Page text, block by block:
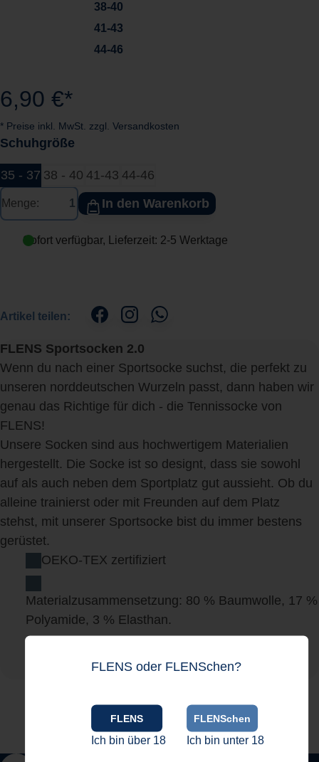
FLENS oder FLENSchen?
FLENS
Ich bin über 18
FLENSchen
Ich bin unter 18
38-40
41-43
44-46
6,90 €*
* Preise inkl. MwSt. zzgl. Versandkosten
Schuhgröße
35 - 37 38 - 40 41-43 44-46
Menge: In den Warenkorb
Sofort verfügbar, Lieferzeit: 2-5 Werktage
Artikel teilen:
FLENS Sportsocken 2.0
Wenn du nach einer Sportsocke suchst, die perfekt zu
unseren norddeutschen Wurzeln passt, dann haben wir
genau das Richtige für dich - die Tennissocke von
FLENS!
Unsere Socken sind aus hochwertigem Materialien
hergestellt. Die Socke ist so designt, dass sie sowohl
auf als auch neben dem Sportplatz gut aussieht. Ob du
alleine trainierst oder mit Freunden auf dem Platz
stehst, mit unserer Sportsocke bist du immer bestens
gerüstet.
OEKO-TEX zertifiziert
Materialzusammensetzung: 80 % Baumwolle, 17 %
Polyamide, 3 % Elasthan.
Hergestellt in der EU